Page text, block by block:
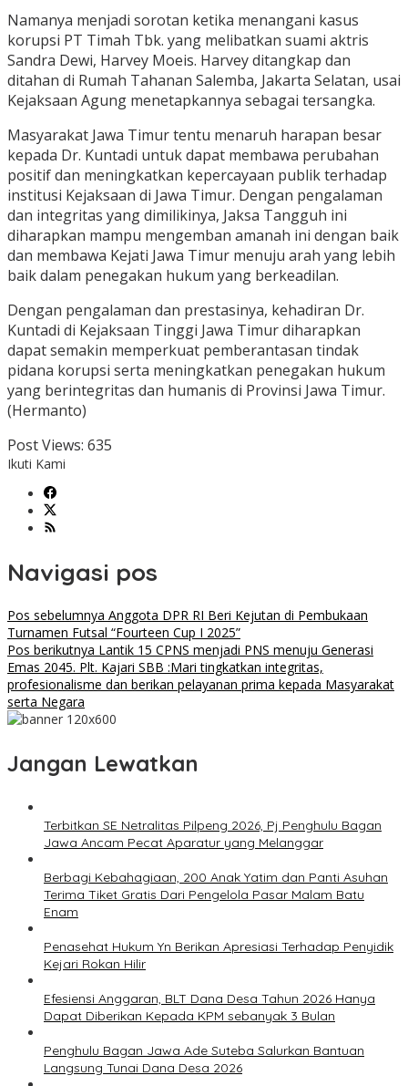
Namanya menjadi sorotan ketika menangani kasus
korupsi PT Timah Tbk. yang melibatkan suami aktris
Sandra Dewi, Harvey Moeis. Harvey ditangkap dan
ditahan di Rumah Tahanan Salemba, Jakarta Selatan, usai
Kejaksaan Agung menetapkannya sebagai tersangka.
Masyarakat Jawa Timur tentu menaruh harapan besar
kepada Dr. Kuntadi untuk dapat membawa perubahan
positif dan meningkatkan kepercayaan publik terhadap
institusi Kejaksaan di Jawa Timur. Dengan pengalaman
dan integritas yang dimilikinya, Jaksa Tangguh ini
diharapkan mampu mengemban amanah ini dengan baik
dan membawa Kejati Jawa Timur menuju arah yang lebih
baik dalam penegakan hukum yang berkeadilan.
Dengan pengalaman dan prestasinya, kehadiran Dr.
Kuntadi di Kejaksaan Tinggi Jawa Timur diharapkan
dapat semakin memperkuat pemberantasan tindak
pidana korupsi serta meningkatkan penegakan hukum
yang berintegritas dan humanis di Provinsi Jawa Timur.
(Hermanto)
Post Views: 635
Ikuti Kami
Navigasi pos
Pos sebelumnya Anggota DPR RI Beri Kejutan di Pembukaan
Turnamen Futsal “Fourteen Cup I 2025”
Pos berikutnya Lantik 15 CPNS menjadi PNS menuju Generasi
Emas 2045. Plt. Kajari SBB :Mari tingkatkan integritas,
profesionalisme dan berikan pelayanan prima kepada Masyarakat
serta Negara
Jangan Lewatkan
Terbitkan SE Netralitas Pilpeng 2026, Pj Penghulu Bagan
Jawa Ancam Pecat Aparatur yang Melanggar
Berbagi Kebahagiaan, 200 Anak Yatim dan Panti Asuhan
Terima Tiket Gratis Dari Pengelola Pasar Malam Batu
Enam
Penasehat Hukum Yn Berikan Apresiasi Terhadap Penyidik
Kejari Rokan Hilir
Efesiensi Anggaran, BLT Dana Desa Tahun 2026 Hanya
Dapat Diberikan Kepada KPM sebanyak 3 Bulan
Penghulu Bagan Jawa Ade Suteba Salurkan Bantuan
Langsung Tunai Dana Desa 2026